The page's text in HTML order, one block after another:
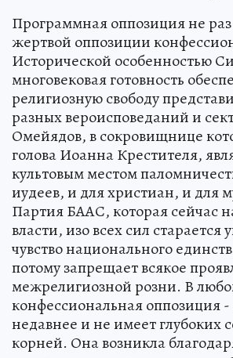
Программная оппозиция не раз
жертвой оппозиции
Исторической особенностью
многовековая готовность
религиозную свободу
разных вероисповеданий и
Омейядов, в сокровищнице
голова Иоанна Крестителя,
культовым местом
иудеев, и для христиан, и для
Партия БААС, которая сейчас
власти, изо всех сил старается
чувство национального
потому запрещает всякое
межрелигиозной розни. В
конфессиональная оппозиция
недавнее и не имеет глубоких
корней. Она возникла